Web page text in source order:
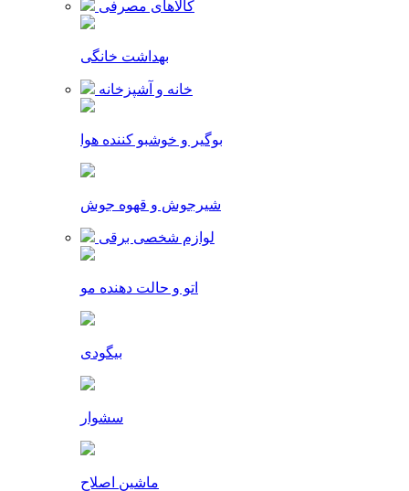
کالاهای مصرفی
بهداشت خانگی
خانه و آشپزخانه
بوگیر و خوشبو کننده هوا
شیرجوش و قهوه جوش
لوازم شخصی برقی
اتو و حالت دهنده مو
بیگودی
سشوار
ماشین اصلاح